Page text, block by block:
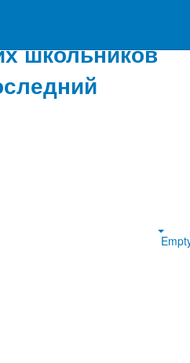
школьников